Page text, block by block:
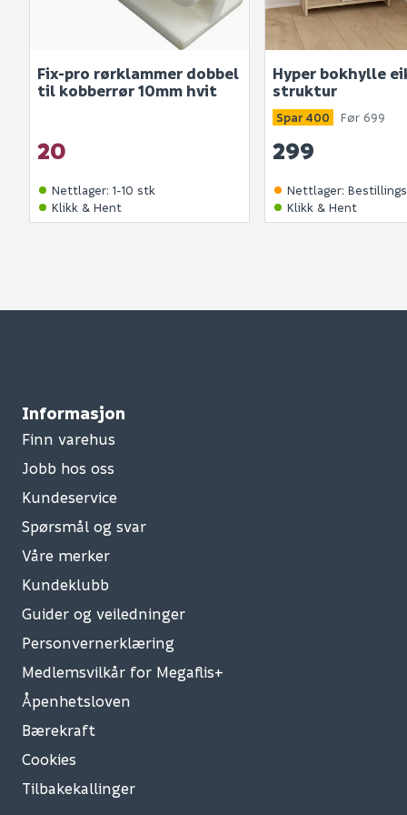
Fix-pro rørklammer dobbel
til kobberrør 10mm hvit
20
Nettlager: 1-10 stk
Klikk & Hent
Hyper bokhylle
struktur
299
Spar 400 Før 699
Nettlager:
Klikk & Hent
Informasjon
Finn varehus
Jobb hos oss
Kundeservice
Spørsmål og svar
Våre merker
Kundeklubb
Guider og veiledninger
Personvernerklæring
Medlemsvilkår for Megaflis+
Åpenhetsloven
Bærekraft
Cookies
Tilbakekallinger